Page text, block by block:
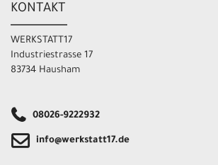
KONTAKT
WERKSTATT17
Industriestrasse 17
83734 Hausham
08026-9222932
info@werkstatt17.de